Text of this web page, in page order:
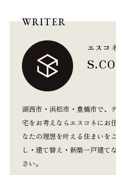
WRITER
エスコ
湖西市・浜松市・豊橋市で、
宅をお考えならエスコネにお
なたの理想を叶える住まいを
し・建て替え・新築一戸建て
さい。